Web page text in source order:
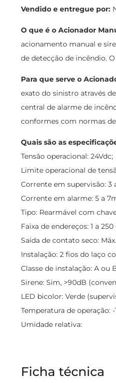
Vendido e entregue por:
O que é o Acionador
acionamento manual e
de detecção de incêndio.
Para que serve o
exato do sinistro através
central de alarme de
conformes com normas
Quais são as
Tensão operacional: 24Vdc;
Limite operacional de
Corrente em supervisão: 3
Corrente em alarme: 5 a
Tipo: Rearmável com
Faixa de endereços: 1 a
Saída de contato seco:
Instalação: 2 fios do laço
Classe de instalação: A ou
Sirene: Sim, >90dB
LED bicolor: Verde
Temperatura de operação: -
Umidade relativa:
Ficha técnica